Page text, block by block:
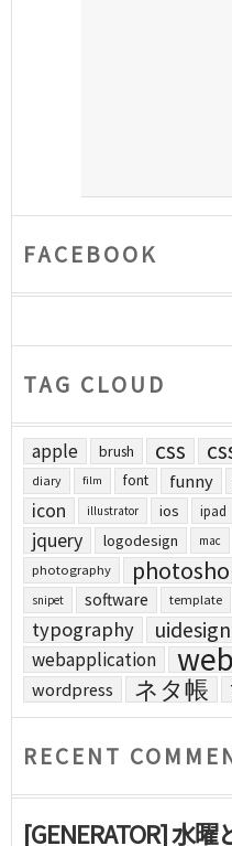
FACEBOOK
TAG CLOUD
apple brush css
diary film font funny
icon illustrator ios ipad
jquery logodesign mac
photography
snipet software template
typography uidesign
webapplication
wordpress ネタ帳
RECENT
[GENERATOR] 水